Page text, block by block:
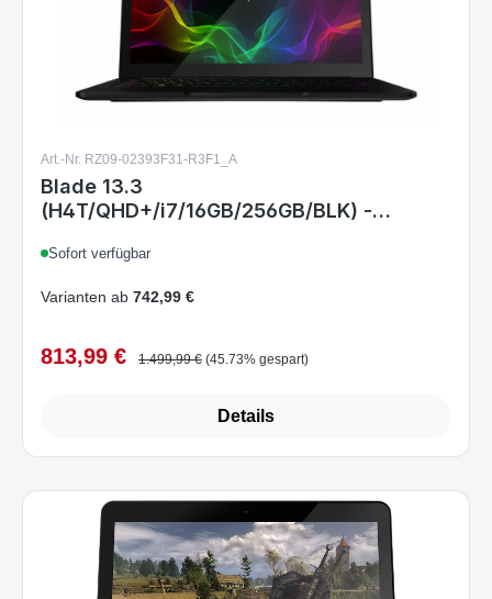
Art.-Nr. RZ09-02393F31-R3F1_A
Blade 13.3
(H4T/QHD+/i7/16GB/256GB/BLK) -
Sofort verfügbar
Varianten ab 742,99 €
Verkaufspreis:
813,99 € Regulärer Preis:
1.499,99 € (45.73% gespart)
Details